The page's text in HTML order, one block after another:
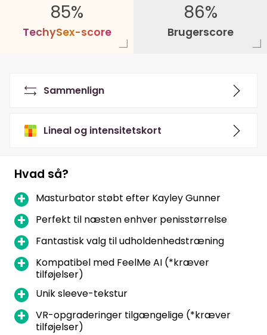
85%
TechySex-score
86%
Brugerscore
Sammenlign
Lineal og intensitetskort
Hvad så?
Masturbator støbt efter Kayley Gunner
Perfekt til næsten enhver penisstørrelse
Fantastisk valg til udholdenhedstræning
Kompatibel med FeelMe AI (*kræver
tilføjelser)
Unik sleeve-tekstur
VR-opgraderinger tilgængelige (*kræver
tilføjelser)